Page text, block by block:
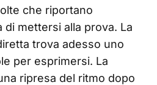
che riportano
di mettersi alla prova. La
trova adesso uno
per esprimersi. La
ripresa del ritmo dopo